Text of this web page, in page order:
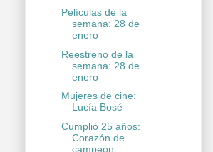
Películas de la
semana: 28 de
enero
Reestreno de la
semana: 28 de
enero
Mujeres de cine:
Lucía Bosé
Cumplió 25 años:
Corazón de
campeón